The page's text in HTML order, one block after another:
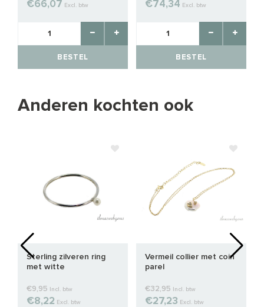
€66,07 Excl. btw
BESTEL
€74,34 Excl. btw
BESTEL
Anderen kochten ook
Sterling zilveren ring
met witte
€9,95 Incl. btw
€8,22 Excl. btw
Vermeil collier met coin
parel
€32,95 Incl. btw
€27,23 Excl. btw